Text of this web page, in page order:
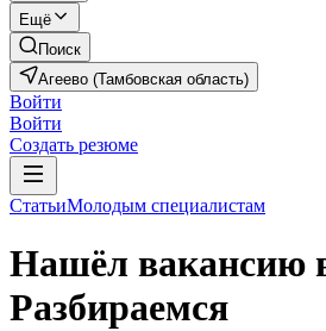
Ещё
Поиск
Агеево (Тамбовская область)
Войти
Войти
Создать резюме
СтатьиМолодым специалистам
Нашёл вакансию
Разбираемся